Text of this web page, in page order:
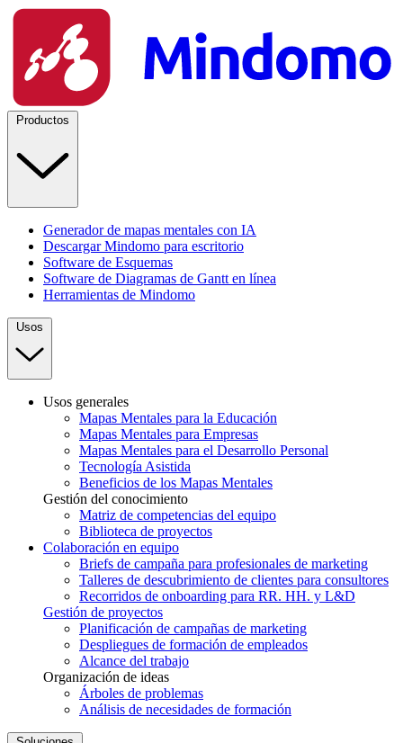
Productos
Generador de mapas mentales con IA
Descargar Mindomo para escritorio
Software de Esquemas
Software de Diagramas de Gantt en línea
Herramientas de Mindomo
Usos
Usos generales
Mapas Mentales para la Educación
Mapas Mentales para Empresas
Mapas Mentales para el Desarrollo Personal
Tecnología Asistida
Beneficios de los Mapas Mentales
Gestión del conocimiento
Matriz de competencias del equipo
Biblioteca de proyectos
Colaboración en equipo
Briefs de campaña para profesionales de marketing
Talleres de descubrimiento de clientes para consultores
Recorridos de onboarding para RR. HH. y L&D
Gestión de proyectos
Planificación de campañas de marketing
Despliegues de formación de empleados
Alcance del trabajo
Organización de ideas
Árboles de problemas
Análisis de necesidades de formación